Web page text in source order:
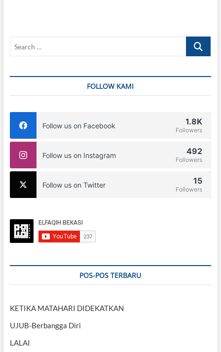
Search
FOLLOW KAMI
Follow us on Facebook 1.8K
Followers
Follow us on Instagram 492
Followers
Follow us on Twitter 15
Followers
POS-POS TERBARU
KETIKA MATAHARI DIDEKATKAN
UJUB-Berbangga Diri
LALAI